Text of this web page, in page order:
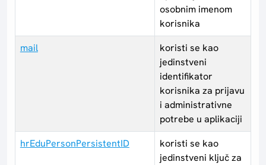
osobnim imenom
korisnika
mail
koristi se kao
jedinstveni
identifikator
korisnika za prijavu
i administrativne
potrebe u aplikaciji
hrEduPersonPersistentID
koristi se kao
jedinstveni ključ za